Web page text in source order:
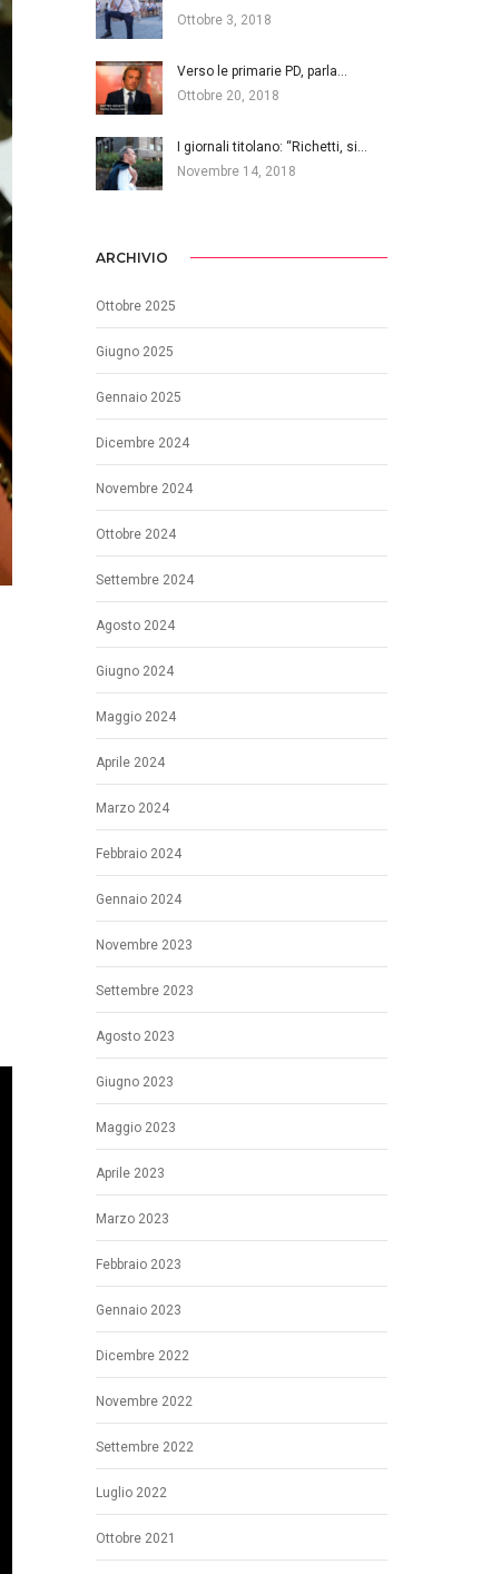
Ottobre 3, 2018
Verso le primarie PD, parla…
Ottobre 20, 2018
I giornali titolano: “Richetti, si…
Novembre 14, 2018
ARCHIVIO
Ottobre 2025
Giugno 2025
Gennaio 2025
Dicembre 2024
Novembre 2024
Ottobre 2024
Settembre 2024
Agosto 2024
Giugno 2024
Maggio 2024
Aprile 2024
Marzo 2024
Febbraio 2024
Gennaio 2024
Novembre 2023
Settembre 2023
Agosto 2023
Giugno 2023
Maggio 2023
Aprile 2023
Marzo 2023
Febbraio 2023
Gennaio 2023
Dicembre 2022
Novembre 2022
Settembre 2022
Luglio 2022
Ottobre 2021